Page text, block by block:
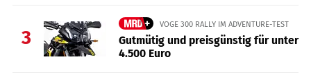
3
VOGE 300 RALLY IM ADVENTURE-TEST
Gutmütig und preisgünstig für unter
4.500 Euro